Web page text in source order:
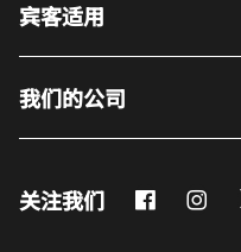
宾客适用
我们的公司
关注我们 Facebook